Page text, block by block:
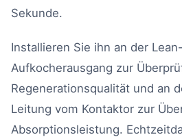
Sekunde.
Installieren Sie ihn an der
Aufkocherausgang zur
Regenerationsqualität und an
Leitung vom Kontaktor zur
Absorptionsleistung.